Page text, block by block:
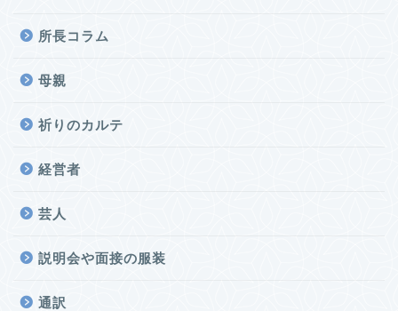
所長コラム
母親
祈りのカルテ
経営者
芸人
説明会や面接の服装
通訳